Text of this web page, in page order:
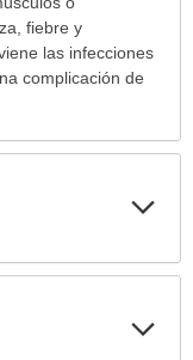
fiebre y
las infecciones
complicación de